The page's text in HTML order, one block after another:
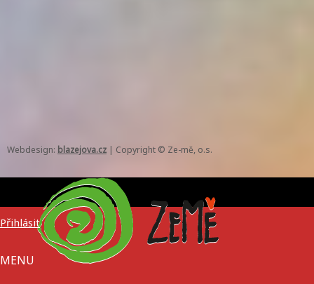
Webdesign: blazejova.cz | Copyright © Ze-mě, o.s.
MENU
Přihlásit